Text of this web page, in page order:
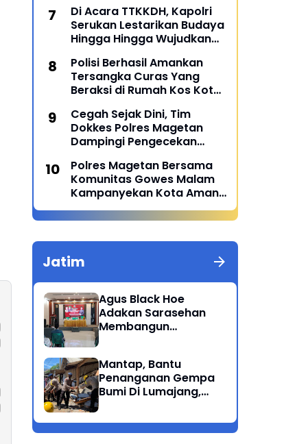
'Bahaya Kosmetik Online'
Di Acara TTKKDH, Kapolri
Serukan Lestarikan Budaya
Hingga Hingga Wujudkan
Polisi Berhasil Amankan
Tersangka Curas Yang
Beraksi di Rumah Kos Kota
Cegah Sejak Dini, Tim
Dokkes Polres Magetan
Dampingi Pengecekan
Polres Magetan 2 Di Poncol
Polres Magetan Bersama
Komunitas Gowes Malam
Kampanyekan Kota Aman
dan Tertib
Jatim
Agus Black Hoe
Adakan Sarasehan
Membangun
Dikalangan
Masyarakat Magetan
Mantap, Bantu
Penanganan Gempa
Bumi Di Lumajang,
berikan bantuan